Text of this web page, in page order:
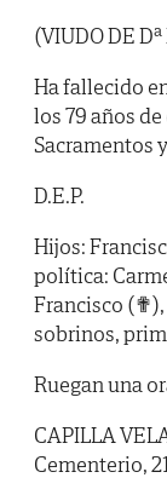
(VIUDO DE
Ha fallecido
los 79 años
Sacramentos
D.E.P.
Hijos:
política:
Francisco
sobrinos,
Ruegan una
CAPILLA
Cementerio,